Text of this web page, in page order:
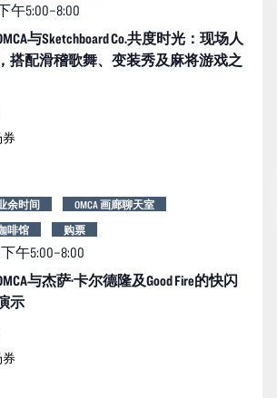
与Sketchboard Co.共度时光：现场人
搭配滑稽歌舞、变装秀及麻将游戏之
午5:00–8:00
与杰萨·卡尔德隆及Good Fire的快闪
示
午5:00–8:00
余时间
OMCA 画廊聊天室
啡馆
购票